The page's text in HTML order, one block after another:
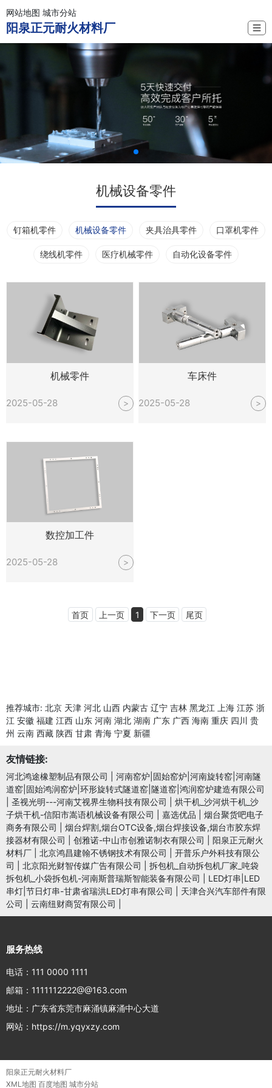
网站地图 城市分站
阳泉正元耐火材料厂 ☰
机械设备零件
钉箱机零件 机械设备零件 夹具治具零件 口罩机零件
绕线机零件 医疗机械零件 自动化设备零件
机械零件
2025-05-28 >
车床件
2025-05-28 >
数控加工件
2025-05-28 >
首页 上一页 1 下一页 尾页
推荐城市: 北京 天津 河北 山西 内蒙古 辽宁 吉林 黑龙江 上海 江苏 浙
江 安徽 福建 江西 山东 河南 湖北 湖南 广东 广西 海南 重庆 四川 贵
州 云南 西藏 陕西 甘肃 青海 宁夏 新疆
友情链接:
河北鸿途橡塑制品有限公司
河南窑炉|固始窑炉|河南旋转窑|河南隧
道窑|固始鸿润窑炉|环形旋转式隧道窑|隧道窑|鸿润窑炉建造有限公司
圣视光明---河南艾视界生物科技有限公司
烘干机_沙河烘干机_沙
子烘干机-信阳市嵩语机械设备有限公司
嘉选优品
烟台聚货吧电子
商务有限公司
烟台焊割,烟台OTC设备,烟台焊接设备,烟台市胶东焊
接器材有限公司
创雅诺-中山市创雅诺制衣有限公司
阳泉正元耐火
材料厂
北京鸿昌建翰不锈钢技术有限公司
开普乐户外科技有限公
司
北京阳光财智传媒广告有限公司
拆包机_自动拆包机厂家_吨袋
拆包机_小袋拆包机-河南斯普瑞斯智能装备有限公司
LED灯串|LED
串灯|节日灯串-甘肃省瑞洪LED灯串有限公司
天津合兴汽车部件有限
公司
云南纽财商贸有限公司
服务热线
电话：111 0000 1111
邮箱：1111112222@@163.com
地址：广东省东莞市麻涌镇麻涌中心大道
网站：https://m.yqyxzy.com
阳泉正元耐火材料厂
XML地图 百度地图 城市分站